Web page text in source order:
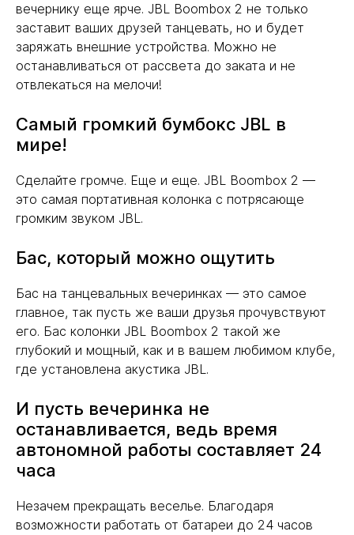
вечернику еще ярче. JBL Boombox 2 не только
заставит ваших друзей танцевать, но и будет
заряжать внешние устройства. Можно не
останавливаться от рассвета до заката и не
отвлекаться на мелочи!
Самый громкий бумбокс JBL в
мире!
Сделайте громче. Еще и еще. JBL Boombox 2 —
это самая портативная колонка с потрясающе
громким звуком JBL.
Бас, который можно ощутить
Бас на танцевальных вечеринках — это самое
главное, так пусть же ваши друзья прочувствуют
его. Бас колонки JBL Boombox 2 такой же
глубокий и мощный, как и в вашем любимом клубе,
где установлена акустика JBL.
И пусть вечеринка не
останавливается, ведь время
автономной работы составляет 24
часа
Незачем прекращать веселье. Благодаря
возможности работать от батареи до 24 часов